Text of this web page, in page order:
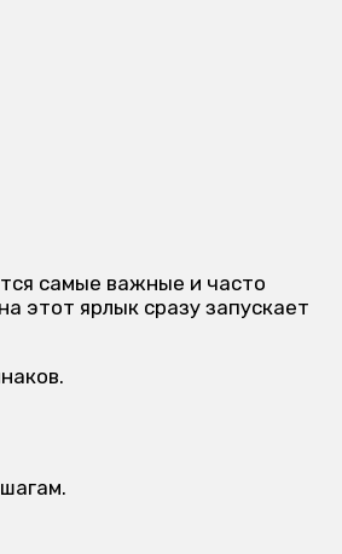
самые важные и часто
этот ярлык сразу запускает